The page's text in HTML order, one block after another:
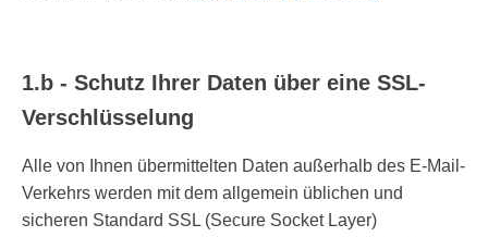
1.b - Schutz Ihrer Daten über eine SSL-
Verschlüsselung
Alle von Ihnen übermittelten Daten außerhalb des E-Mail-
Verkehrs werden mit dem allgemein üblichen und
sicheren Standard SSL (Secure Socket Layer)